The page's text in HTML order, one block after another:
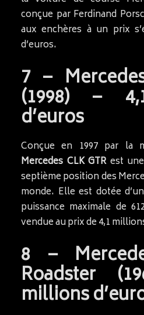
conçue par Ferdinand
aux enchères à un prix
d’euros.
7 –
(1998) –
d’euros
Conçue en 1997 par la
Mercedes CLK GTRest
septième position des
monde. Elle est dotée
puissance maximale de
vendue au prix de 4,1
8 –
Roadster
millions